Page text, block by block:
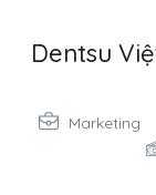
Dentsu
Marketing